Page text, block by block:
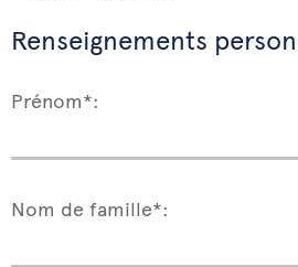
Renseignements
Prénom*:
Nom de famille*: